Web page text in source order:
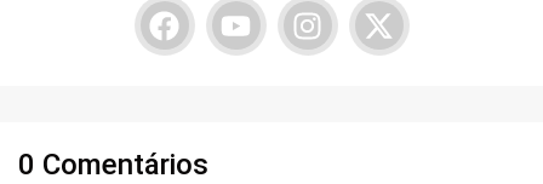
0 Comentários